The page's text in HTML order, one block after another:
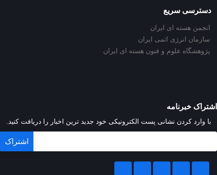
دسترسی سریع
انجمن هسته ای ایران
سازمان انرژی اتمی ایران
پژوهشگاه علوم و فنون هسته ای ایران
اشتراک خبرنامه
با وارد کردن نشانی پست الکترونیکی خود جدید ترین اخبار را دریافت کنید.